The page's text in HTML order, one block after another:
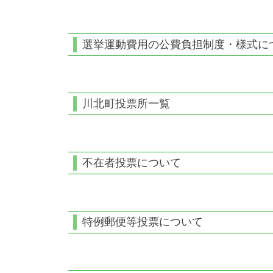
選挙運動費用の公費負担制度・様式に
川北町投票所一覧
不在者投票について
特例郵便等投票について